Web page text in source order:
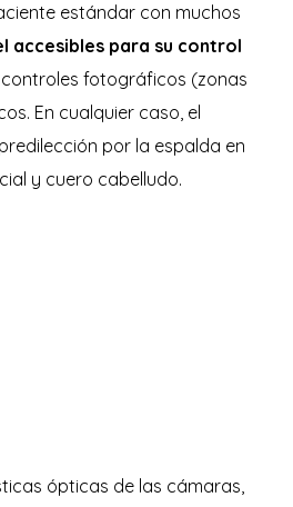
estándar con muchos
accesibles para su control
fotográficos (zonas
En cualquier caso, el
por la espalda en
y cuero cabelludo.
ópticas de las cámaras,